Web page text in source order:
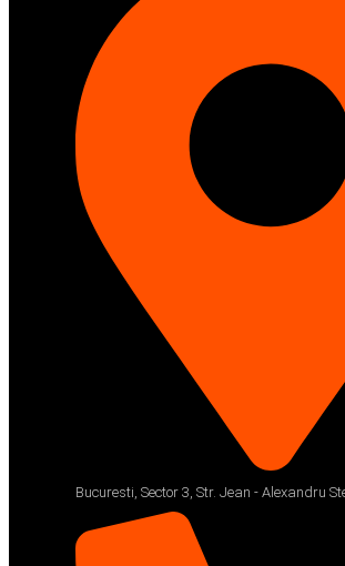
Bucuresti, Sector 3, Str. Jean - Alexandru